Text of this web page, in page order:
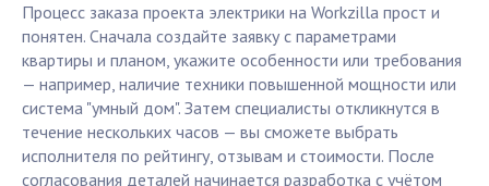
Процесс заказа проекта электрики на Workzilla прост и
понятен. Сначала создайте заявку с параметрами
квартиры и планом, укажите особенности или требования
— например, наличие техники повышенной мощности или
система "умный дом". Затем специалисты откликнутся в
течение нескольких часов — вы сможете выбрать
исполнителя по рейтингу, отзывам и стоимости. После
согласования деталей начинается разработка с учётом